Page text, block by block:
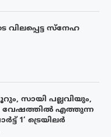
സ്നേഹ
സായി പല്ലവിയും,
വേഷത്തിൽ എത്തുന്ന
1’ ട്രെയിലർ